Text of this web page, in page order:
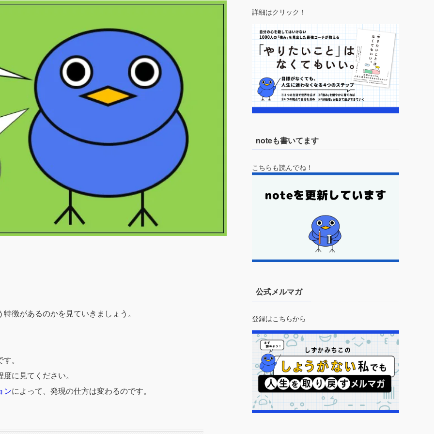
徴があるのかを見ていきましょう。
。
に見てください。
ンによって、発現の仕方は変わるのです。
詳細はクリック！
noteも書いてます
こちらも読んでね！
公式メルマガ
登録はこちらから